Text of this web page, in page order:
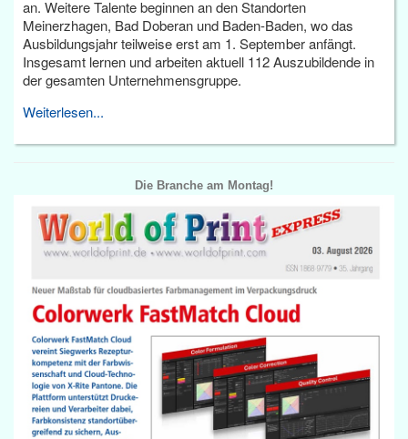
an. Weitere Talente beginnen an den Standorten
Meinerzhagen, Bad Doberan und Baden-Baden, wo das
Ausbildungsjahr teilweise erst am 1. September anfängt.
Insgesamt lernen und arbeiten aktuell 112 Auszubildende in
der gesamten Unternehmensgruppe.
Weiterlesen...
Die Branche am Montag!